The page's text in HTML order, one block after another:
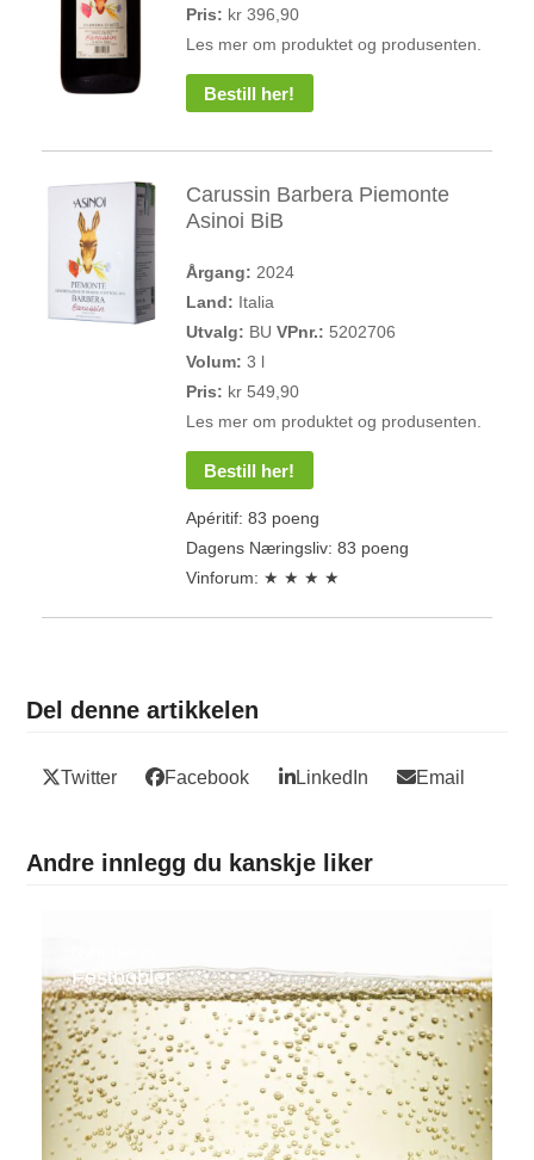
Pris: kr 396,90
Les mer om produktet og produsenten.
Bestill her!
Carussin Barbera Piemonte
Asinoi BiB
Årgang: 2024
Land: Italia
Utvalg: BU VPnr.: 5202706
Volum: 3 l
Pris: kr 549,90
Les mer om produktet og produsenten.
Bestill her!
Apéritif: 83 poeng
Dagens Næringsliv: 83 poeng
Vinforum: ★ ★ ★ ★
Del denne artikkelen
Twitter Facebook LinkedIn Email
Andre innlegg du kanskje liker
Festbobler